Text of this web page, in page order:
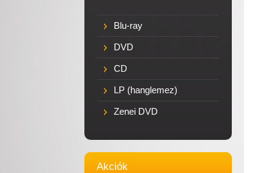
Blu-ray
DVD
CD
LP (hanglemez)
Zenei DVD
Akciók